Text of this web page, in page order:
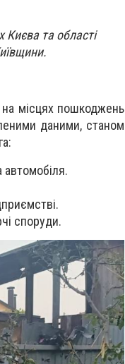
Києва та області
на місцях пошкоджень
даними, станом
споруди.